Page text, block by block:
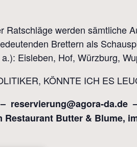
Ratschläge werden sämtliche
Brettern als
Eisleben, Hof, Würzburg,
KÖNNTE ICH ES
reservierung@agora-da.de
Butter & Blume,